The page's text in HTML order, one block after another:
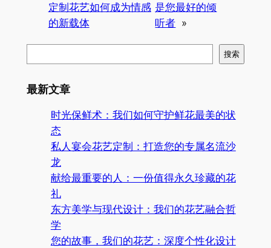
定制花艺如何成为情感
的新载体
是您最好的倾
听者 »
索
搜索
最新文章
时光保鲜术：我们如何守护鲜花最美的状
态
私人宴会花艺定制：打造您的专属名流沙
龙
献给最重要的人：一份值得永久珍藏的花
礼
东方美学与现代设计：我们的花艺融合哲
学
您的故事，我们的花艺：深度个性化设计